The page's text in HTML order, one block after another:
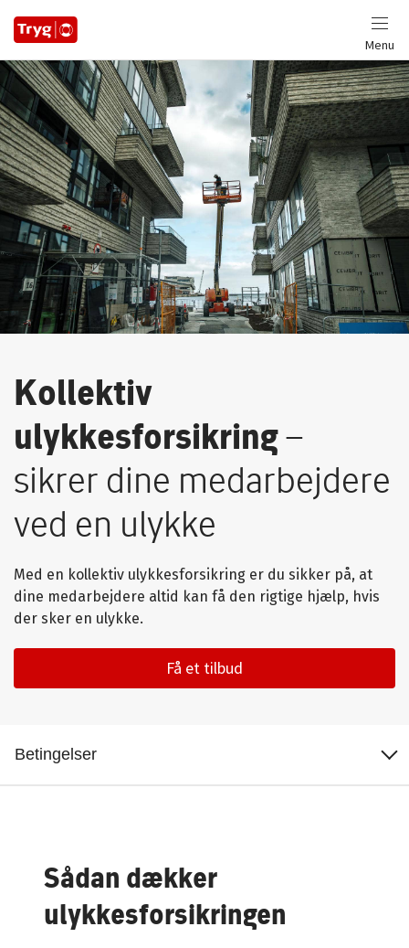
Menu
Kollektiv
ulykkesforsikring–
sikrer dine medarbejdere
ved en ulykke
Med en kollektiv ulykkesforsikring er du sikker på, at
dine medarbejdere altid kan få den rigtige hjælp, hvis
der sker en ulykke.
Få et tilbud
Tilvælg flere dækninger
Anmeld skade
Sådan dækker
ulykkesforsikringen